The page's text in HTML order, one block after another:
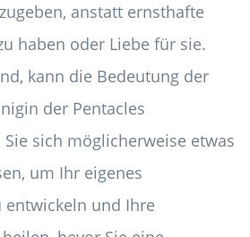
anstatt ernsthafte
haben oder Liebe für sie.
kann die Bedeutung der
der Pentacles
sich möglicherweise etwas
um Ihr eigenes
entwickeln und Ihre